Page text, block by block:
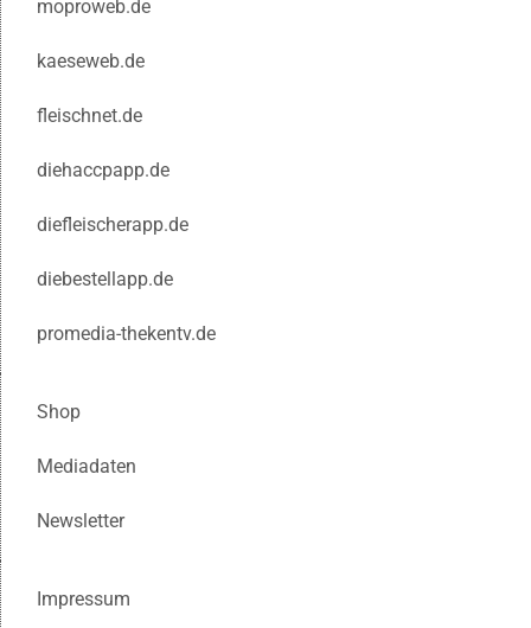
moproweb.de
kaeseweb.de
fleischnet.de
diehaccpapp.de
diefleischerapp.de
diebestellapp.de
promedia-thekentv.de
Shop
Mediadaten
Newsletter
Impressum